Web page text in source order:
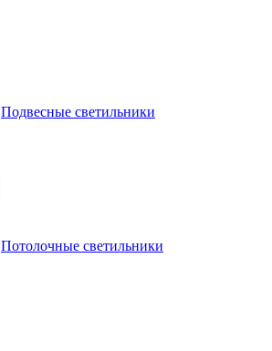
Подвесные светильники
Потолочные светильники